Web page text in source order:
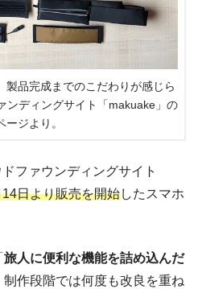
製品完成までのこだわりが感じら
ンディングサイト「makuake」の
ージより。
ファウンディングサイト
日より販売を開始したスマホ
旅人に便利な機能を詰め込んだ
制作段階では何度も改良を重ね